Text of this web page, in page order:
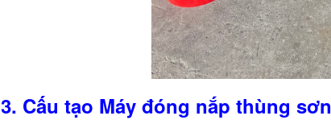
3. Cấu tạo Máy đóng nắp thùng sơn